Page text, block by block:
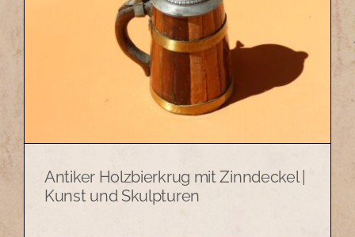
Impressum
Datenschutzerklärung
zum Shop
Antiker Holzbierkrug mit Zinndeckel |
Kunst und Skulpturen